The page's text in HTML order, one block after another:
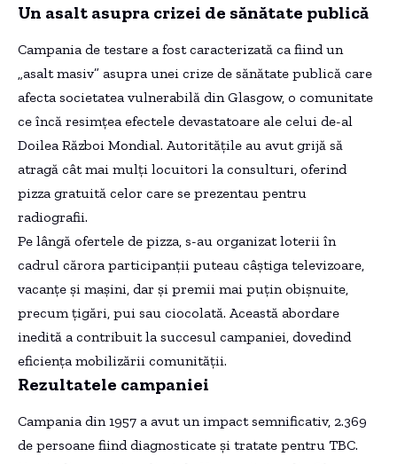
Un asalt asupra crizei de sănătate publică
Campania de testare a fost caracterizată ca fiind un
„asalt masiv” asupra unei crize de sănătate publică care
afecta societatea vulnerabilă din Glasgow, o comunitate
ce încă resimțea efectele devastatoare ale celui de-al
Doilea Război Mondial. Autoritățile au avut grijă să
atragă cât mai mulți locuitori la consulturi, oferind
pizza gratuită celor care se prezentau pentru
radiografii.
Pe lângă ofertele de pizza, s-au organizat loterii în
cadrul cărora participanții puteau câștiga televizoare,
vacanțe și mașini, dar și premii mai puțin obișnuite,
precum țigări, pui sau ciocolată. Această abordare
inedită a contribuit la succesul campaniei, dovedind
eficiența mobilizării comunității.
Rezultatele campaniei
Campania din 1957 a avut un impact semnificativ, 2.369
de persoane fiind diagnosticate și tratate pentru TBC.